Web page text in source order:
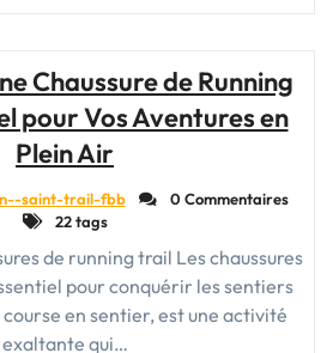
des
de
trail
running
pour
la
à
pied
sentier"
Chaussure de Running
pour Vos Aventures en
Plein Air
saint-trail-fbb
0 Commentaires
22 tags
de running trail Les chaussures
pour conquérir les sentiers
en sentier, est une activité
exaltante qui…